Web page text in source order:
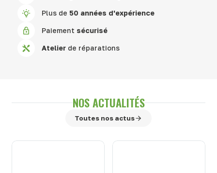
Plus de 50 années d'expérience
Paiement sécurisé
Atelier de réparations
NOS ACTUALITÉS
Toutes nos actus